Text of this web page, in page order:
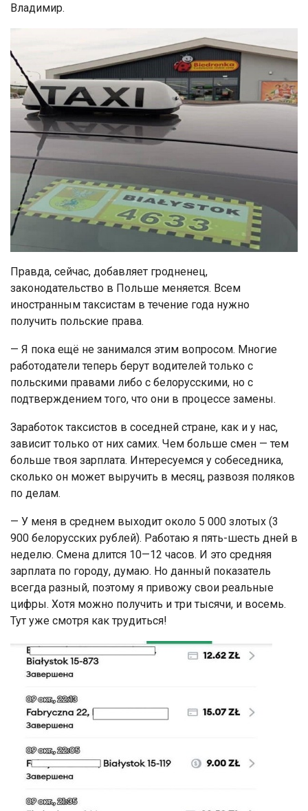
Владимир.
Правда, сейчас, добавляет гродненец,
законодательство в Польше меняется. Всем
иностранным таксистам в течение года нужно
получить польские права.
— Я пока ещё не занимался этим вопросом. Многие
работодатели теперь берут водителей только с
польскими правами либо с белорусскими, но с
подтверждением того, что они в процессе замены.
Заработок таксистов в соседней стране, как и у нас,
зависит только от них самих. Чем больше смен — тем
больше твоя зарплата. Интересуемся у собеседника,
сколько он может выручить в месяц, развозя поляков
по делам.
— У меня в среднем выходит около 5 000 злотых (3
900 белорусских рублей). Работаю я пять-шесть дней в
неделю. Смена длится 10—12 часов. И это средняя
зарплата по городу, думаю. Но данный показатель
всегда разный, поэтому я привожу свои реальные
цифры. Хотя можно получить и три тысячи, и восемь.
Тут уже смотря как трудиться!